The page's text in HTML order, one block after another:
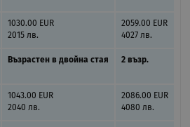
1030.00 EUR
2015 лв.
2059.00 EUR
4027 лв.
Възрастен в двойна стая 2 възр.
1043.00 EUR
2040 лв.
2086.00 EUR
4080 лв.